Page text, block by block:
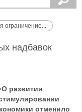
ограничение...
надбавок
развитии
отменило